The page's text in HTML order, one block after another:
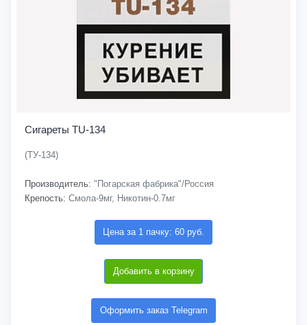
Сигареты TU-134
(ТУ-134)
Производитель: "Погарская фабрика"/Россия
Крепость: Смола-9мг, Никотин-0.7мг
Цена за 1 пачку: 60 руб.
Добавить в корзину
Оформить заказ Telegram